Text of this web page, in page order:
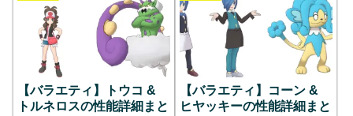
【バラエティ】トウコ &
トルネロスの性能詳細まと
【バラエティ】コーン &
ヒヤッキーの性能詳細まと